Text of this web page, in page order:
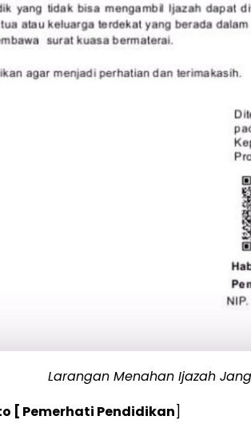
Larangan Menahan Ijazah
[ Pemerhati Pendidikan]